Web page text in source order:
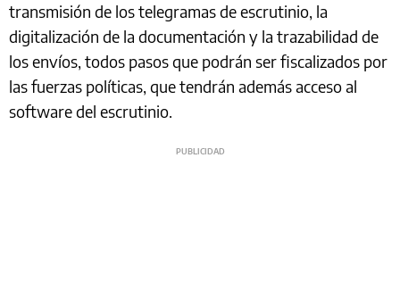
transmisión de los telegramas de escrutinio, la
digitalización de la documentación y la trazabilidad de
los envíos, todos pasos que podrán ser fiscalizados por
las fuerzas políticas, que tendrán además acceso al
software del escrutinio.